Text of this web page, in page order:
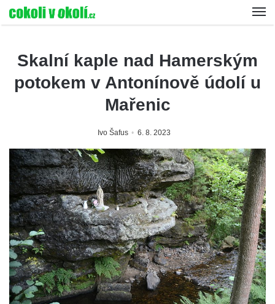
Skalní kaple nad Hamerským
potokem v Antonínově údolí u
Mařenic
Ivo Šafus 6. 8. 2023